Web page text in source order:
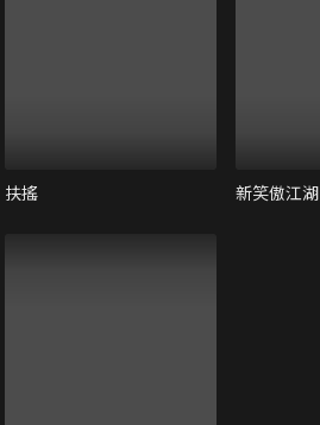
扶搖 新笑傲江湖